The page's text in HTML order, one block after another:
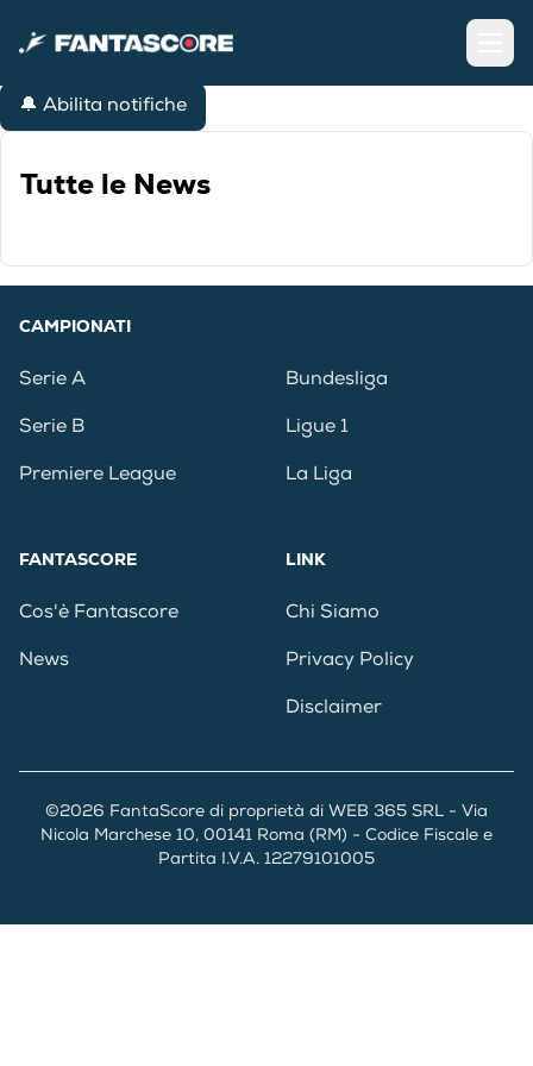
🔔 Abilita notifiche
Tutte le News
CAMPIONATI
Serie A
Serie B
Premiere League
Bundesliga
Ligue 1
La Liga
FANTASCORE
Cos'è Fantascore
News
LINK
Chi Siamo
Privacy Policy
Disclaimer
©2026 FantaScore di proprietà di WEB 365 SRL - Via
Nicola Marchese 10, 00141 Roma (RM) - Codice Fiscale e
Partita I.V.A. 12279101005